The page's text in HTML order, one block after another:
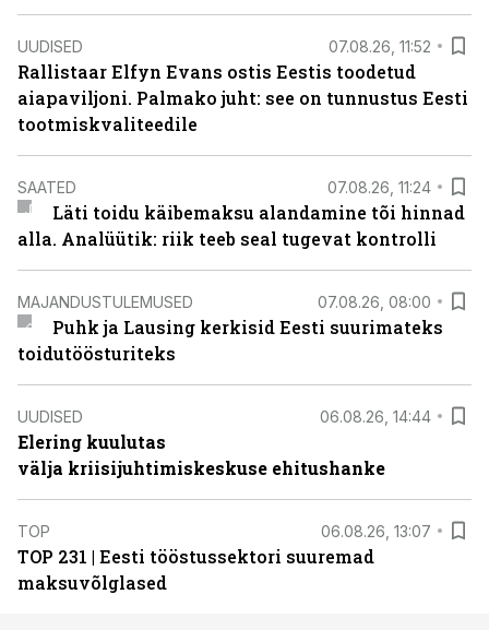
UUDISED 07.08.26, 11:52
Rallistaar Elfyn Evans ostis Eestis toodetud
aiapaviljoni. Palmako juht: see on tunnustus Eesti
tootmiskvaliteedile
SAATED 07.08.26, 11:24
Läti toidu käibemaksu alandamine tõi hinnad
alla. Analüütik: riik teeb seal tugevat kontrolli
MAJANDUSTULEMUSED 07.08.26, 08:00
Puhk ja Lausing kerkisid Eesti suurimateks
toidutöösturiteks
UUDISED 06.08.26, 14:44
Elering kuulutas
välja kriisijuhtimiskeskuse ehitushanke
TOP 06.08.26, 13:07
TOP 231 | Eesti tööstussektori suuremad
maksuvõlglased